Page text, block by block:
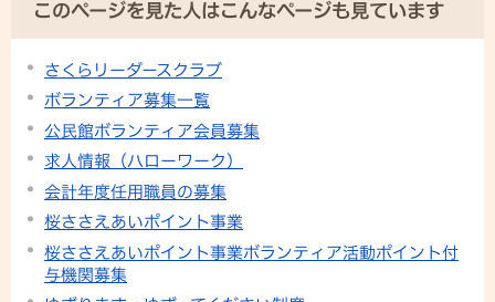
このページを見た人はこんなページも見ています
さくらリーダースクラブ
ボランティア募集一覧
公民館ボランティア会員募集
求人情報（ハローワーク）
会計年度任用職員の募集
桜ささえあいポイント事業
桜ささえあいポイント事業ボランティア活動ポイント付
与機関募集